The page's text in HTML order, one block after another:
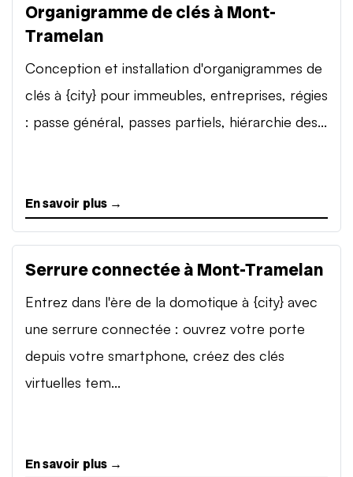
Organigramme de clés à Mont-
Tramelan
Conception et installation d'organigrammes de
clés à {city} pour immeubles, entreprises, régies
: passe général, passes partiels, hiérarchie des...
En savoir plus →
Serrure connectée à Mont-Tramelan
Entrez dans l'ère de la domotique à {city} avec
une serrure connectée : ouvrez votre porte
depuis votre smartphone, créez des clés
virtuelles tem...
En savoir plus →